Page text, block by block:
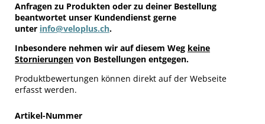
Anfragen zu Produkten oder zu deiner Bestellung
beantwortet unser Kundendienst gerne
unter info@veloplus.ch.
Inbesondere nehmen wir auf diesem Weg keine
Stornierungen von Bestellungen entgegen.
Produktbewertungen können direkt auf der Webseite
erfasst werden.
Artikel-Nummer